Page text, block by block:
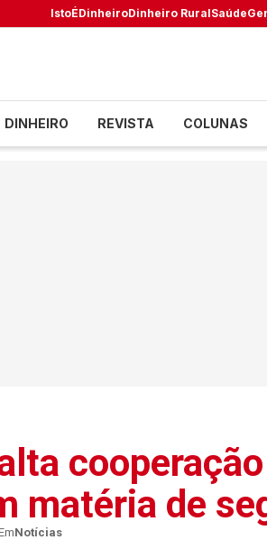
IstoÉDinheiroDinheiro RuralSaúde
DINHEIRO REVISTA COLUNAS
matéria de
Notícias